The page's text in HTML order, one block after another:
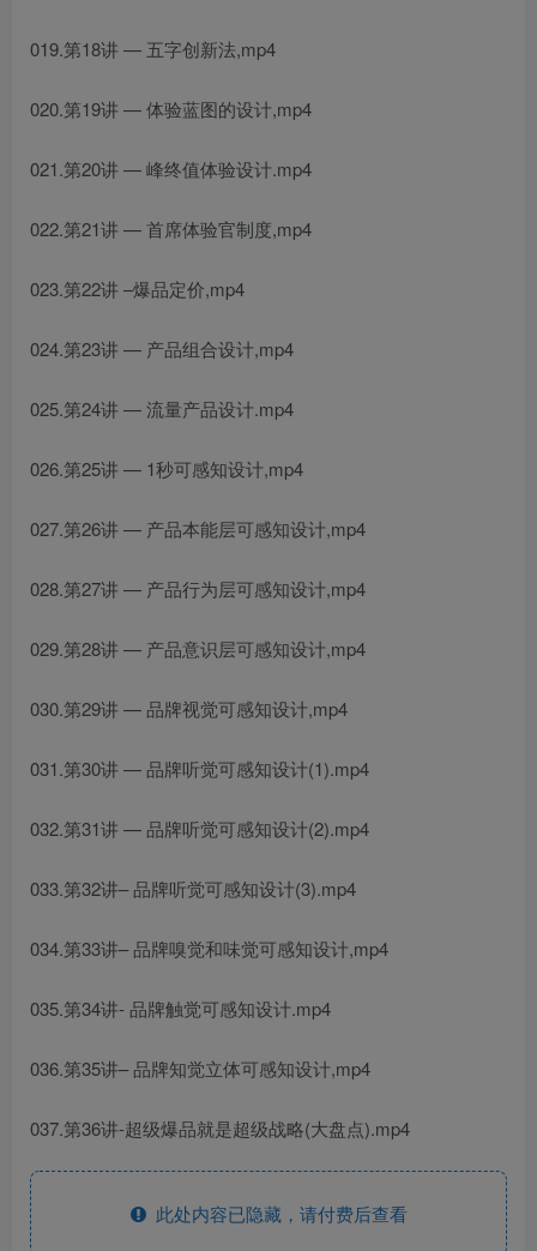
019.第18讲 — 五字创新法,mp4
020.第19讲 — 体验蓝图的设计,mp4
021.第20讲 — 峰终值体验设计.mp4
022.第21讲 — 首席体验官制度,mp4
023.第22讲 –爆品定价,mp4
024.第23讲 — 产品组合设计,mp4
025.第24讲 — 流量产品设计.mp4
026.第25讲 — 1秒可感知设计,mp4
027.第26讲 — 产品本能层可感知设计,mp4
028.第27讲 — 产品行为层可感知设计,mp4
029.第28讲 — 产品意识层可感知设计,mp4
030.第29讲 — 品牌视觉可感知设计,mp4
031.第30讲 — 品牌听觉可感知设计(1).mp4
032.第31讲 — 品牌听觉可感知设计(2).mp4
033.第32讲– 品牌听觉可感知设计(3).mp4
034.第33讲– 品牌嗅觉和味觉可感知设计,mp4
035.第34讲- 品牌触觉可感知设计.mp4
036.第35讲– 品牌知觉立体可感知设计,mp4
037.第36讲-超级爆品就是超级战略(大盘点).mp4
此处内容已隐藏，请付费后查看